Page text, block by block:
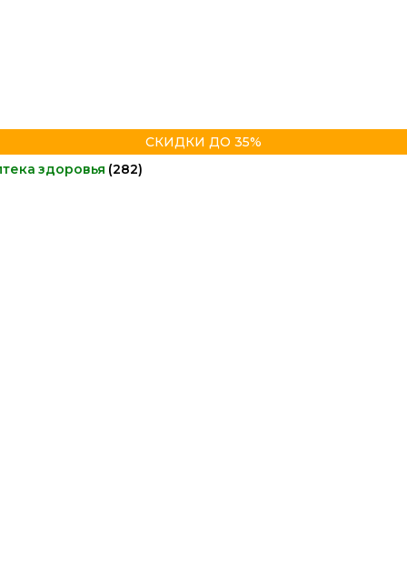
СКИДКИ ДО 35%
здоровья (282)